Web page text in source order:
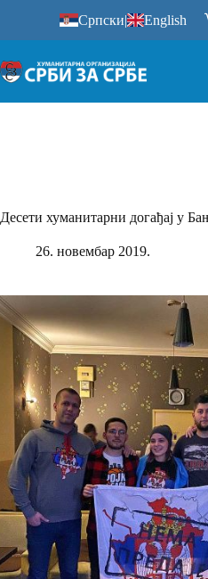
Српски| English
Десети хуманитарни догађај у
26. новембар 2019.